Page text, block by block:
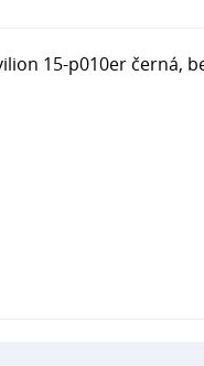
15-p010er černá,